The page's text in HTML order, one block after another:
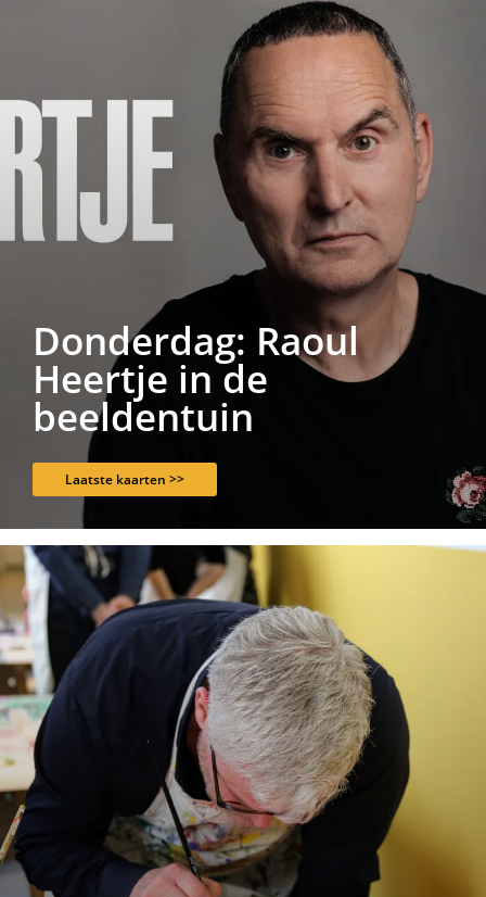
Donderdag: Raoul
Heertje in de
beeldentuin
Laatste kaarten >>